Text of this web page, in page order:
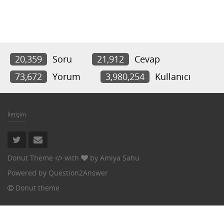
20,359 Soru 21,912
Cevap
73,672
Yorum 3,980,254 Kullanıcı
İletişim
Donut Theme with by Amiya Sahu
Powered by Question2Answer
Donut theme